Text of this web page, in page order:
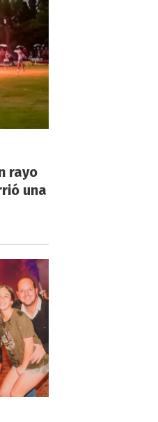
rayo
una